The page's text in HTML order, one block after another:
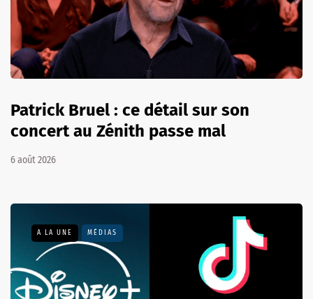
Patrick Bruel : ce détail sur son
concert au Zénith passe mal
6 août 2026
A LA UNE MÉDIAS